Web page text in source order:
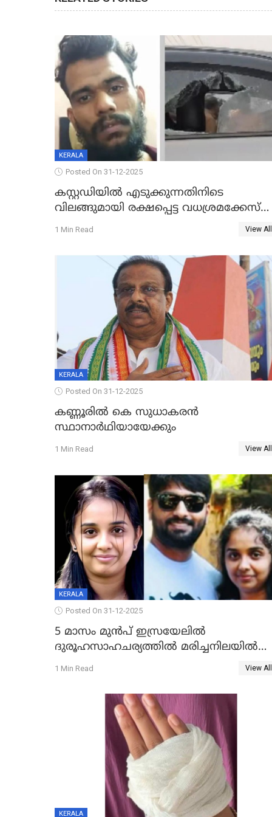
KERALA
Posted On 31-12-2025
കസ്റ്റഡിയിൽ എടുക്കുന്നതിനിടെ
വിലങ്ങുമായി രക്ഷപ്പെട്ട വധശ്രമക്കേസ്
പ്രതി പിടിയിൽ
1 Min Read View All
KERALA
Posted On 31-12-2025
കണ്ണൂരിൽ കെ സുധാകരൻ
സ്ഥാനാർഥിയായേക്കും
1 Min Read View All
KERALA
Posted On 31-12-2025
5 മാസം മുൻപ് ഇസ്രയേലിൽ
ദുരൂഹസാഹചര്യത്തിൽ മരിച്ചനിലയിൽ
കണ്ടെത്തിയ മലയാളി യുവാവിന്റെ
1 Min Read View All
KERALA